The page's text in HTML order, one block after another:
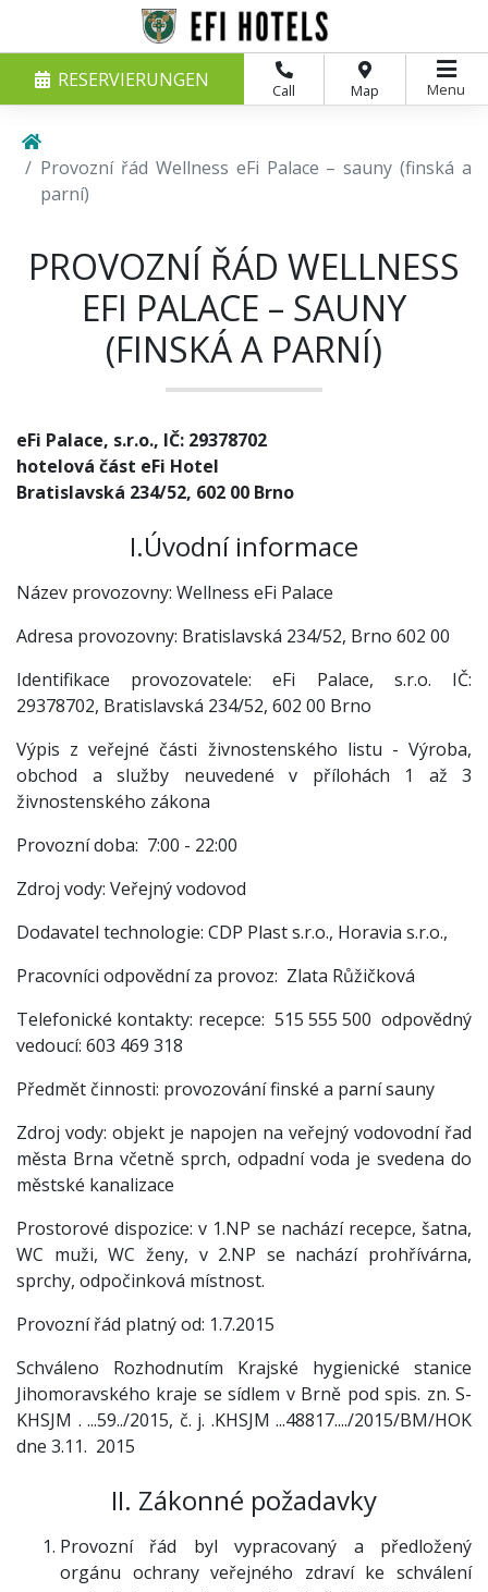
Call Map
RESERVIERUNGEN Menu
Provozní řád Wellness eFi Palace – sauny (finská a
parní)
PROVOZNÍ ŘÁD WELLNESS
EFI PALACE – SAUNY
(FINSKÁ A PARNÍ)
eFi Palace, s.r.o., IČ: 29378702
hotelová část eFi Hotel
Bratislavská 234/52, 602 00 Brno
I.Úvodní informace
Název provozovny: Wellness eFi Palace
Adresa provozovny: Bratislavská 234/52, Brno 602 00
Identifikace provozovatele: eFi Palace, s.r.o. IČ:
29378702, Bratislavská 234/52, 602 00 Brno
Výpis z veřejné části živnostenského listu - Výroba,
obchod a služby neuvedené v přílohách 1 až 3
živnostenského zákona
Provozní doba: 7:00 - 22:00
Zdroj vody: Veřejný vodovod
Dodavatel technologie: CDP Plast s.r.o., Horavia s.r.o.,
Pracovníci odpovědní za provoz: Zlata Růžičková
Telefonické kontakty: recepce: 515 555 500 odpovědný
vedoucí: 603 469 318
Předmět činnosti: provozování finské a parní sauny
Zdroj vody: objekt je napojen na veřejný vodovodní řad
města Brna včetně sprch, odpadní voda je svedena do
městské kanalizace
Prostorové dispozice: v 1.NP se nachází recepce, šatna,
WC muži, WC ženy, v 2.NP se nachází prohřívárna,
sprchy, odpočinková místnost.
Provozní řád platný od: 1.7.2015
Schváleno Rozhodnutím Krajské hygienické stanice
Jihomoravského kraje se sídlem v Brně pod spis. zn. S-
KHSJM . ...59../2015, č. j. .KHSJM ...48817..../2015/BM/HOK
dne 3.11. 2015
II. Zákonné požadavky
Provozní řád byl vypracovaný a předložený
orgánu ochrany veřejného zdraví ke schválení